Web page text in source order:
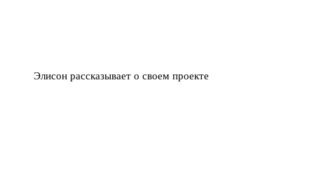
Элисон рассказывает о своем проекте